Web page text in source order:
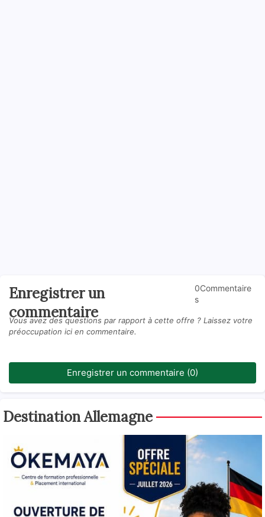
Enregistrer un
commentaire
0Commentaire
s
Vous avez des questions par rapport à cette offre ? Laissez votre
préoccupation ici en commentaire.
Enregistrer un commentaire (0)
Destination Allemagne